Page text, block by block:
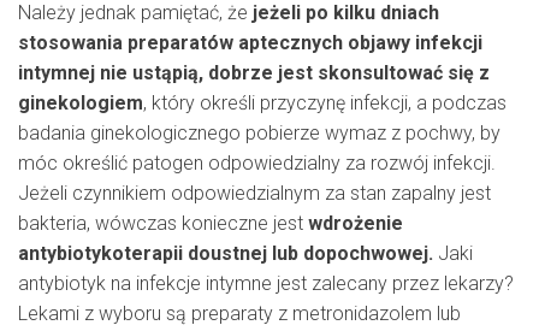
Należy jednak pamiętać, że jeżeli po kilku dniach
stosowania preparatów aptecznych objawy infekcji
intymnej nie ustąpią, dobrze jest skonsultować się z
ginekologiem, który określi przyczynę infekcji, a podczas
badania ginekologicznego pobierze wymaz z pochwy, by
móc określić patogen odpowiedzialny za rozwój infekcji.
Jeżeli czynnikiem odpowiedzialnym za stan zapalny jest
bakteria, wówczas konieczne jest wdrożenie
antybiotykoterapii doustnej lub dopochwowej. Jaki
antybiotyk na infekcje intymne jest zalecany przez lekarzy?
Lekami z wyboru są preparaty z metronidazolem lub